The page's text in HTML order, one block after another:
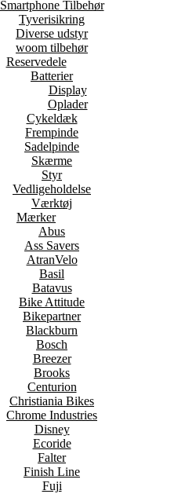
Smartphone Tilbehør
Tyverisikring
Diverse udstyr
woom tilbehør
Reservedele
Batterier
Display
Oplader
Cykeldæk
Frempinde
Sadelpinde
Skærme
Styr
Vedligeholdelse
Værktøj
Mærker
Abus
Ass Savers
AtranVelo
Basil
Batavus
Bike Attitude
Bikepartner
Blackburn
Bosch
Breezer
Brooks
Centurion
Christiania Bikes
Chrome Industries
Disney
Ecoride
Falter
Finish Line
Fuji